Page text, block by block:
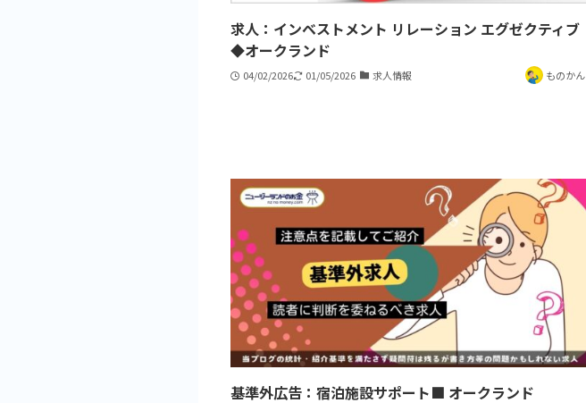
求人：インベストメント リレーション エグゼクティブ
◆オークランド
04/02/2026 01/05/2026 求人情報 ものかん
基準外広告：宿泊施設サポート■ オークランド